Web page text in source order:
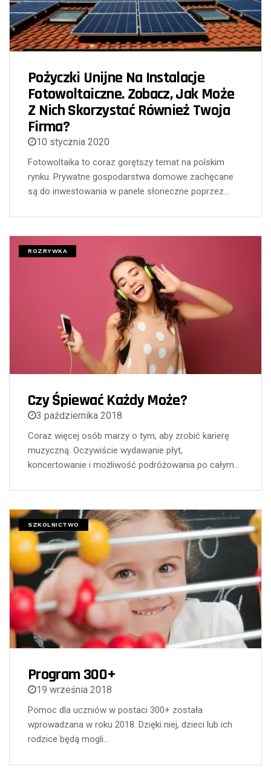
Pożyczki Unijne Na Instalacje
Fotowoltaiczne. Zobacz, Jak Może
Z Nich Skorzystać Również Twoja
Firma?
10 stycznia 2020
Fotowoltaika to coraz gorętszy temat na polskim
rynku. Prywatne gospodarstwa domowe zachęcane
są do inwestowania w panele słoneczne poprzez…
ROZRYWKA
Czy Śpiewać Każdy Może?
3 października 2018
Coraz więcej osób marzy o tym, aby zrobić karierę
muzyczną. Oczywiście wydawanie płyt,
koncertowanie i możliwość podróżowania po całym…
SZKOLNICTWO
Program 300+
19 września 2018
Pomoc dla uczniów w postaci 300+ została
wprowadzana w roku 2018. Dzięki niej, dzieci lub ich
rodzice będą mogli…